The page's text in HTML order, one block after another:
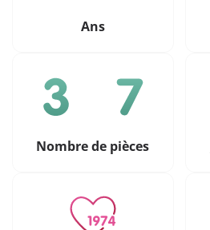
Ans
Nombre de pièces